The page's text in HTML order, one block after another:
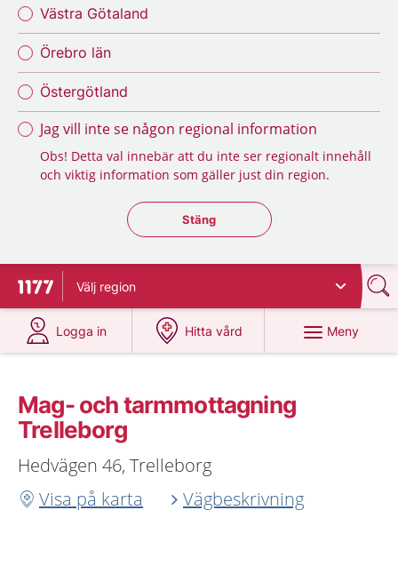
Västra Götaland
Örebro län
Östergötland
Jag vill inte se någon regional information
Obs! Detta val innebär att du inte ser regionalt innehåll
och viktig information som gäller just din region.
Stäng regionsväljaren
Stäng
Till startsidan för 1177
Välj region
Logga in
på 1177.se
Hitta vård
på 1177.se
Meny
Mag- och tarmmottagning
Trelleborg
Hedvägen 46, Trelleborg
Visa på karta
Vägbeskrivning